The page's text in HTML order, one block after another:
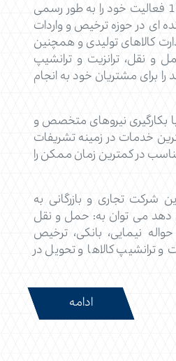
شرکت از سال 1391 فعالیت خود را به طور رسمی
ای در حوزه ترخیص و واردات
کالاهای تولیدی و همچنین
و نقل، ترانزیت و ترانشیپ
برای مشتریان خود به انجام
نیروهای متخصص و
خدمات در زمینه تشریفات
در کمترین زمان ممکن را
تجاری و بازرگانی به
دهد می توان به: حمل و نقل
نیمایی، بانکی، ترخیص
و ترانشیپ کالاها و تحویل در
ادامه